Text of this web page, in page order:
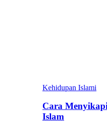
Kehidupan Islami
Cara
Islam